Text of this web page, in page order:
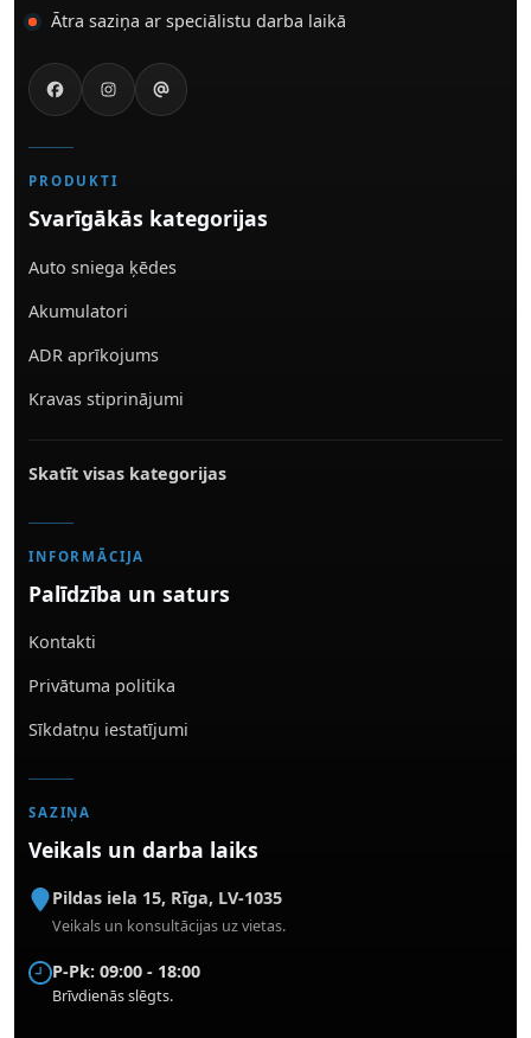
Ātra saziņa ar speciālistu darba laikā
PRODUKTI
Svarīgākās kategorijas
Auto sniega ķēdes
Akumulatori
ADR aprīkojums
Kravas stiprinājumi
Skatīt visas kategorijas
INFORMĀCIJA
Palīdzība un saturs
Kontakti
Privātuma politika
Sīkdatņu iestatījumi
SAZIŅA
Veikals un darba laiks
Pildas iela 15, Rīga, LV-1035
Veikals un konsultācijas uz vietas.
P-Pk: 09:00 - 18:00
Brīvdienās slēgts.